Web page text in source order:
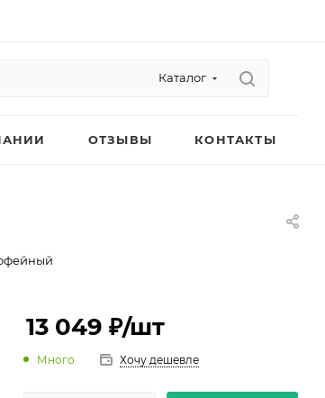
Каталог
ОТЗЫВЫ КОНТАКТЫ
13 049 ₽/шт
Много Хочу дешевле